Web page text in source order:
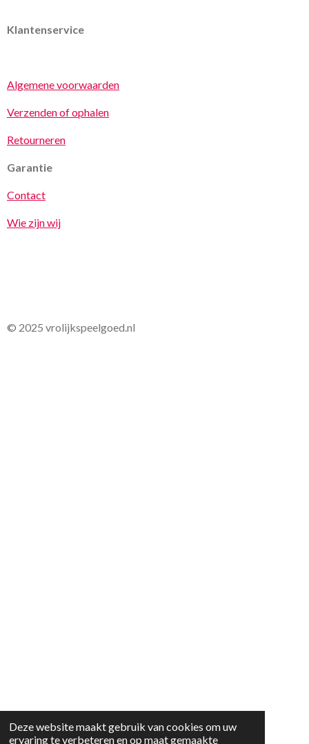
Deze website maakt gebruik van cookies om uw
ervaring te verbeteren en op maat gemaakte
Klantenservice
Algemene voorwaarden
Verzenden of ophalen
Retourneren
Garantie
Contact
Wie zijn wij
© 2025 vrolijkspeelgoed.nl